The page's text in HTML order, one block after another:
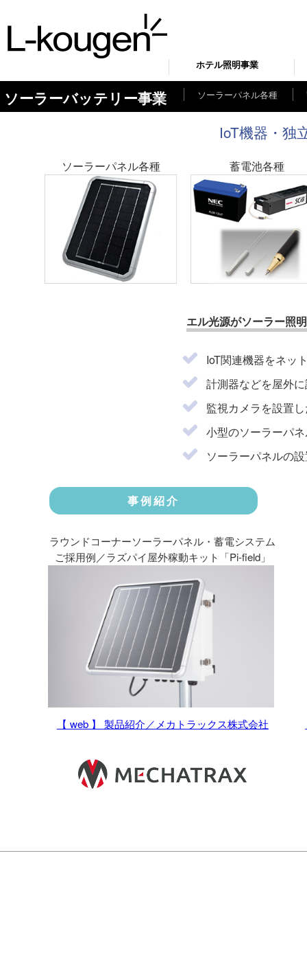
ホテル照明事業
ソーラーバッテリー事業 ソーラーパネル各種
IoT機器・
ソーラーパネル各種 蓄電池各種
エル光源がソーラー照
IoT関連機器をネッ
計測器などを屋外
監視カメラを設置
小型のソーラーパ
ソーラーパネルの
事例紹介
ラウンドコーナーソーラーパネル・蓄電システム
ご採用例／ラズパイ屋外稼動キット「Pi-field」
【 web 】 製品紹介／メカトラックス株式会社